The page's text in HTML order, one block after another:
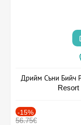
Дрийм Съни Бийч
Resort
-15%
56.75€